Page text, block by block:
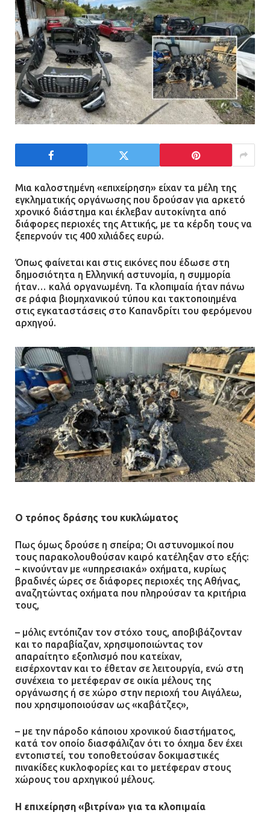
13.07.2026 | 21:21
Τηλεφωνικές απάτες με λεία
130.000 ευρώ στην Αττική
13.07.2026 | 20:44
τους σοβαρά εγκαυματίες της
μεγάλης έκρηξης στο εργοστάσιο
Άργος: Στη φυλακή οι δύο
αστυνομικοί για τους
πυροβολισμούς κατά του 20χρονου
11.07.2026 | 22:59
Ένα πουλί «υπεύθυνο» για την
πρωινή διακοπή ρεύματος στη
09.07.2026 | 11:12
Φωτιά σε επιχείρηση στον
Ασπρόπυργο – Ήχησε το 112
09.07.2026 | 09:19
Δίωξη για απόπειρα
ανθρωποκτονίας στους δύο
Ομαδικός βιασμός 19χρονης στο
Α.Τ. Ομονοίας: Ο Εισαγγελέας
πρότεινε την αθώωση των
αστυνομικών
Ο δήμαρχος Μάνδρας δώρισε όλους
τους μισθούς του 2025 στο Θριάσιο
για μηχάνημα καρδιολογικών
επεμβάσεων
08.07.2026 | 15:02
ΔΗΜΟΣ ΜΑΝΔΡΑΣ ΕΙΔΥΛΛΙΑΣ: Δύο
νέα πολυδύναμα οχήματα 4×4
ενισχύουν την Πολιτική Προστασία
08.07.2026 | 09:40
Ομάδα ατόμων επιτέθηκε με
Μια καλοστημένη «επιχείρηση» είχαν τα μέλη της
εγκληματικής οργάνωσης που δρούσαν για αρκετό
χρονικό διάστημα και έκλεβαν αυτοκίνητα από
διάφορες περιοχές της Αττικής, με τα κέρδη τους να
ξεπερνούν τις 400 χιλιάδες ευρώ.
Όπως φαίνεται και στις εικόνες που έδωσε στη
δημοσιότητα η Ελληνική αστυνομία, η συμμορία
ήταν… καλά οργανωμένη. Τα κλοπιμαία ήταν πάνω
σε ράφια βιομηχανικού τύπου και τακτοποιημένα
στις εγκαταστάσεις στο Καπανδρίτι του φερόμενου
αρχηγού.
Ο τρόπος δράσης του κυκλώματος
Πως όμως δρούσε η σπείρα; Οι αστυνομικοί που
τους παρακολουθούσαν καιρό κατέληξαν στο εξής:
– κινούνταν με «υπηρεσιακά» οχήματα, κυρίως
βραδινές ώρες σε διάφορες περιοχές της Αθήνας,
αναζητώντας οχήματα που πληρούσαν τα κριτήρια
τους,
– μόλις εντόπιζαν τον στόχο τους, αποβιβάζονταν
και το παραβίαζαν, χρησιμοποιώντας τον
απαραίτητο εξοπλισμό που κατείχαν,
εισέρχονταν και το έθεταν σε λειτουργία, ενώ στη
συνέχεια το μετέφεραν σε οικία μέλους της
οργάνωσης ή σε χώρο στην περιοχή του Αιγάλεω,
που χρησιμοποιούσαν ως «καβάτζες»,
– με την πάροδο κάποιου χρονικού διαστήματος,
κατά τον οποίο διασφάλιζαν ότι το όχημα δεν έχει
εντοπιστεί, του τοποθετούσαν δοκιμαστικές
πινακίδες κυκλοφορίες και το μετέφεραν στους
χώρους του αρχηγικού μέλους.
Η επιχείρηση «βιτρίνα» για τα κλοπιμαία